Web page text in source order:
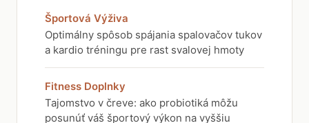
Športová Výživa
Optimálny spôsob spájania spalovačov tukov
a kardio tréningu pre rast svalovej hmoty
Fitness Doplnky
Tajomstvo v čreve: ako probiotiká môžu
posunúť váš športový výkon na vyššiu